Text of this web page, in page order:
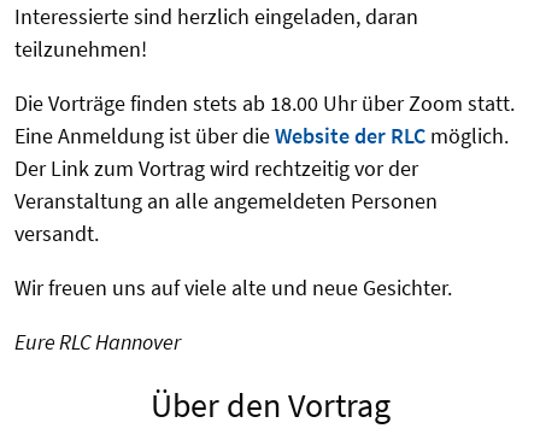
Interessierte sind herzlich eingeladen, daran
teilzunehmen!
Die Vorträge finden stets ab 18.00 Uhr über Zoom statt.
Eine Anmeldung ist über dieWebsite der RLC möglich.
Der Link zum Vortrag wird rechtzeitig vor der
Veranstaltung an alle angemeldeten Personen
versandt.
Wir freuen uns auf viele alte und neue Gesichter.
Eure RLC Hannover
Über den Vortrag